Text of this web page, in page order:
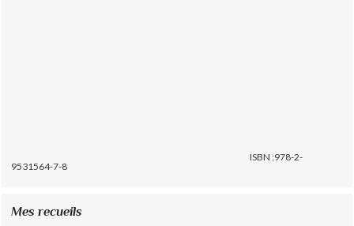
ISBN :978-2-
9531564-7-8
Mes recueils